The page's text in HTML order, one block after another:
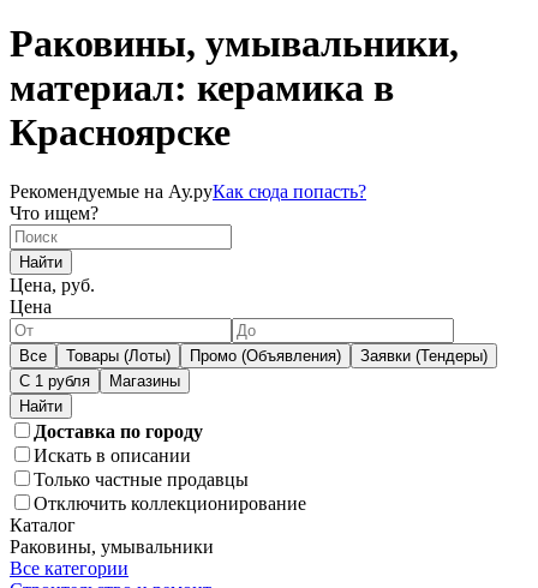
Раковины, умывальники,
материал: керамика в
Красноярске
Рекомендуемые на Ау.руКак сюда попасть?
Что ищем?
Найти
Цена, руб.
Цена
Все Товары (Лоты) Промо (Объявления)
Заявки (Тендеры)
С 1 рубля
Магазины
Доставка по городу
Искать в описании
Только частные продавцы
Отключить коллекционирование
Каталог
Раковины, умывальники
Все категории